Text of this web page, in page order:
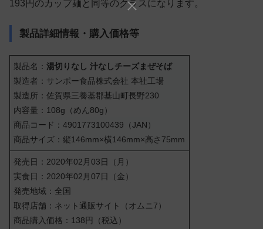
193円のカップ麺と同等のクラスになります。
製品詳細情報・購入価格等
製品名：湯切りなし 汁なしチーズまぜそば
製造者：サンポー食品株式会社 本社工場
製造所：佐賀県三養基郡基山町長野230
内容量：108g（めん80g）
商品コード：4901773100439（JAN）
商品サイズ：縦146mm×横146mm×高さ75mm
発売日：2020年02月03日（月）
実食日：2020年02月07日（金）
発売地域：全国
取得店舗：ネット通販サイト（オムニ7）
商品購入価格：138円（税込）